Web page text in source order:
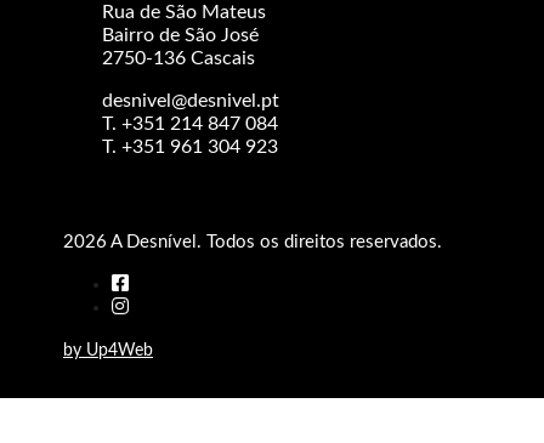
Rua de São Mateus
Bairro de São José
2750-136 Cascais
desnivel@desnivel.pt
T. +351 214 847 084
T. +351 961 304 923
2026 A Desnível. Todos os direitos reservados.
by Up4Web